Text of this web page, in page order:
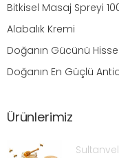
Bitkisel Masaj Spreyi
Alabalık Kremi
Doğanın Gücünü
Doğanın En Güçlü
Ürünlerimiz